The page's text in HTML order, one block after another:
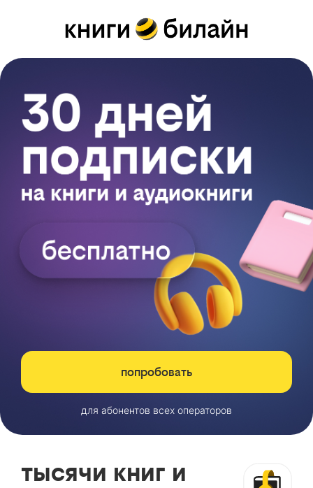
попробовать
для абонентов всех операторов
тысячи книг и